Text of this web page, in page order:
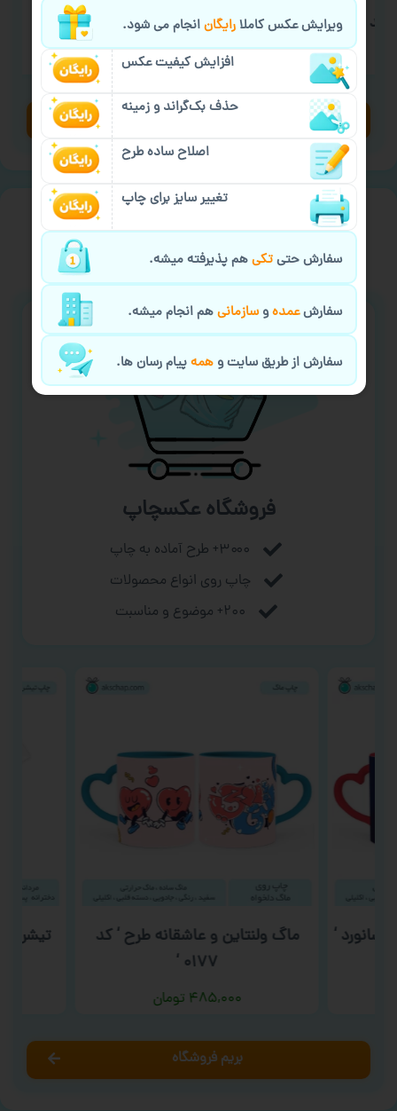
سفارش چاپ لیوان رنگی
۴۸۰,۰۰۰تومان
مشاهده محصولات
فروشگاه محصولات چاپی با طرح آماده
ورزشی
فروشگاه عکسچاپ
۳۰۰۰+ طرح آماده به چاپ
چاپ روی انواع محصولات
۲۰۰+ موضوع و مناسبت
‘
ماگ ولنتاین و عاشقانه طرح ‘ کد
۰۱۷۷ ‘
۴۸۵,۰۰۰ تومان
تیشرت
بریم فروشگاه
ویرایش عکس کاملارایگانانجام می شود.
افزایش کیفیت عکس
حذف بک‌گراند و زمینه
اصلاح ساده طرح
تغییر سایز برای چاپ
سفارش حتیتکیهم پذیرفته میشه.
سفارشعمدهوسازمانیهم انجام میشه.
سفارش از طریق سایت وهمهپیام رسان ها.